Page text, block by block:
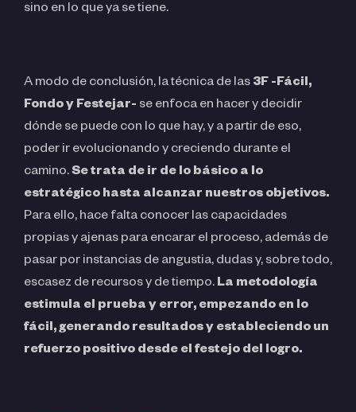
sino en lo que ya se tiene.
A modo de conclusión, la técnica de las 3F -Fácil,
Fondo y Festejar- se enfoca en hacer y decidir
dónde se puede con lo que hay, y a partir de eso,
poder ir evolucionando y creciendo durante el
camino.Se trata de ir de lo básico a lo
estratégico hasta alcanzar nuestros objetivos.
Para ello, hace falta conocer las capacidades
propias y ajenas para encarar el proceso, además de
pasar por instancias de angustia, dudas y, sobre todo,
escasez de recursos y de tiempo. La metodología
estimula el prueba y error, empezando en lo
fácil, generando resultados y estableciendo un
refuerzo positivo desde el festejo del logro.